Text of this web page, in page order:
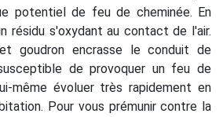
potentiel de feu de cheminée. En
résidu s'oxydant au contact de l'air.
goudron encrasse le conduit de
de provoquer un feu de
même évoluer très rapidement en
Pour vous prémunir contre la